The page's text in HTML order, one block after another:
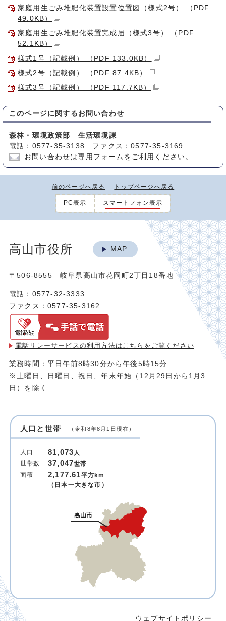
家庭用生ごみ堆肥化装置設置位置図（様式2号） （PDF
49.0KB）
家庭用生ごみ堆肥化装置完成届（様式3号） （PDF
52.1KB）
様式1号（記載例） （PDF 133.0KB）
様式2号（記載例） （PDF 87.4KB）
様式3号（記載例） （PDF 117.7KB）
このページに関する お問い合わせ
森林・環境政策部 生活環境課
電話：0577-35-3138 ファクス：0577-35-3169
お問い合わせは専用フォームをご利用ください。
前のページへ戻る トップページへ戻る
PC表示 スマートフォン表示
高山市役所 MAP
〒506-8555 岐阜県高山市花岡町2丁目18番地
電話：0577-32-3333
ファクス：0577-35-3162
電話リレーサービスの利用方法は こちらをご覧ください
業務時間：平日午前8時30分から午後5時15分
※土曜日、日曜日、祝日、年末年始（12月29日から1月3
日）を除く
人口と世帯 （令和8年8月1日現在）
人口 81,073人
世帯数
37,047世帯
面積
2,177.61平方km
（日本一大きな市）
ウェブサイトポリシー